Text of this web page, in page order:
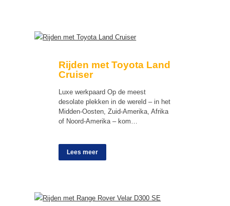
Rijden met Toyota Land
Cruiser
Luxe werkpaard Op de meest
desolate plekken in de wereld – in het
Midden-Oosten, Zuid-Amerika, Afrika
of Noord-Amerika – kom…
Lees meer